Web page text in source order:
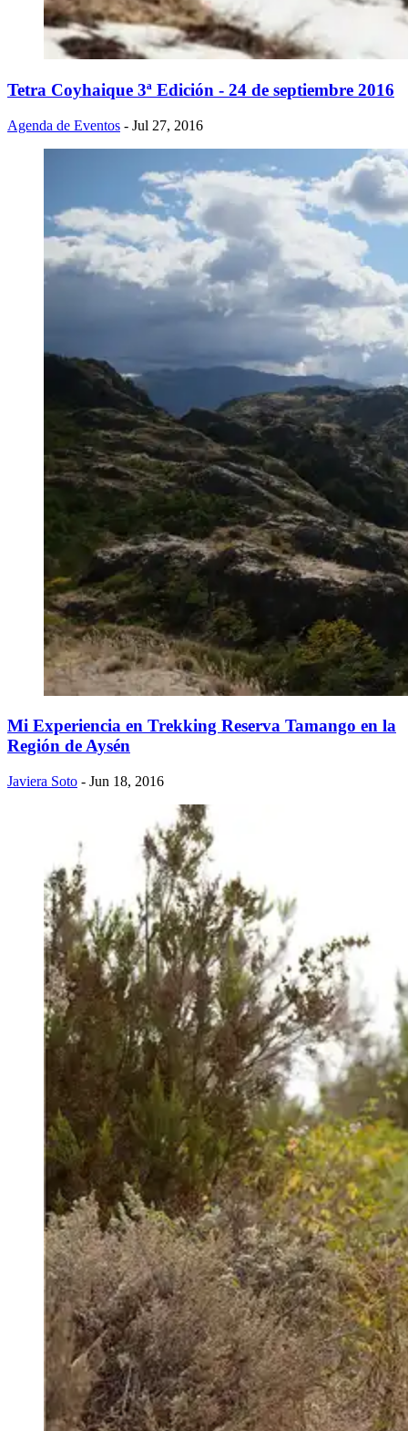
Tetra Coyhaique 3ª Edición - 24 de septiembre 2016
Agenda de Eventos - Jul 27, 2016
Mi Experiencia en Trekking Reserva Tamango en la
Región de Aysén
Javiera Soto - Jun 18, 2016